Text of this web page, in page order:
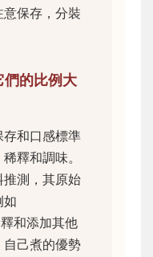
保存，分裝
們的比例大
和口感標準
釋和調味。
測，其原始
如
和添加其他
己煮的優勢